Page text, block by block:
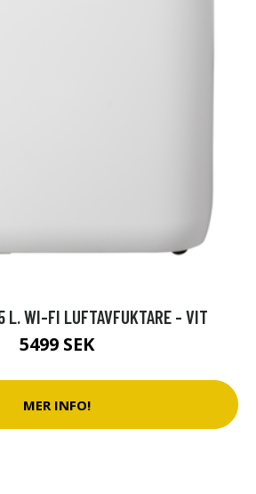
L. WI-FI LUFTAVFUKTARE - VIT
5499 SEK
MER INFO!